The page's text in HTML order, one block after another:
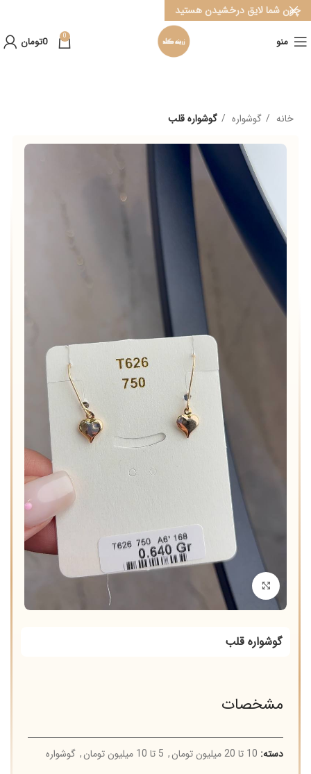
منو 0
0تومان
خانه گوشواره گوشواره قلب
برای بزرگنمایی کلیک کنید
گوشواره قلب
مشخصات
دسته: 10 تا 20 میلیون تومان , 5 تا 10 میلیون تومان , گوشواره
چون شما لایق درخشیدن هستید